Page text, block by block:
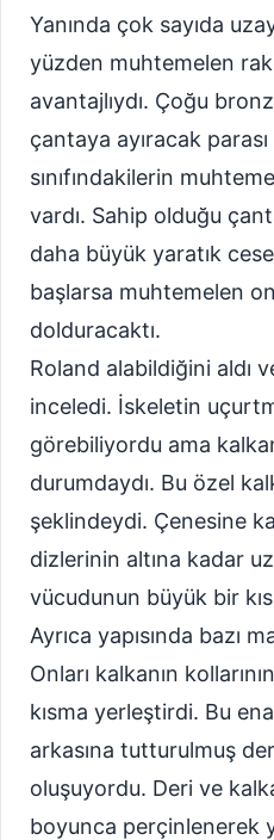
Yanında çok sayıda
yüzden muhtemelen
avantajlıydı. Çoğu
çantaya ayıracak
sınıfındakilerin
vardı. Sahip olduğu
daha büyük yaratık
başlarsa muhtemelen
dolduracaktı.
Roland alabildiğini aldı
inceledi. İskeletin
görebiliyordu ama
durumdaydı. Bu özel
şeklindeydi. Çenesine
dizlerinin altına kadar
vücudunun büyük bir
Ayrıca yapısında bazı
Onları kalkanın
kısma yerleştirdi. Bu
arkasına tutturulmuş
oluşuyordu. Deri ve
boyunca perçinlenerek